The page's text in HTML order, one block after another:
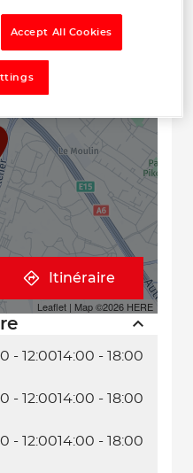
- 12:0014:00 - 18:00
- 12:0014:00 - 18:00
- 12:0014:00 - 18:00
+
Leaflet | Map ©2026 HERE
Itinéraire
Accept All Cookies